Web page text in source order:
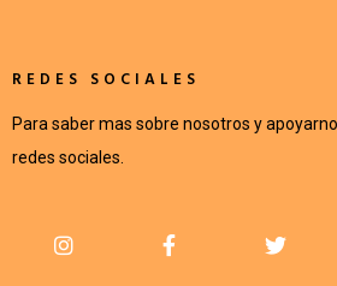
REDES SOCIALES
Para saber mas sobre nosotros y
redes sociales.